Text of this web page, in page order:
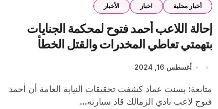
أخبار محلية اخبار الأخبار
إحالة اللاعب أحمد فتوح لمحكمة الجنايات
بتهمتي تعاطي المخدرات والقتل الخطأ
أغسطس 16, 2024
متابعة: بسنت عماد كشفت تحقيقات النيابة العامة أن أحمد
فتوح لاعب نادي الزمالك قاد سيارته...